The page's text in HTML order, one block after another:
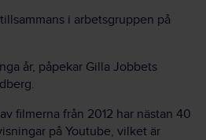
i arbetsgruppen på
år, påpekar Gilla Jobbets
filmerna från 2012 har nästan 40
på Youtube, vilket är